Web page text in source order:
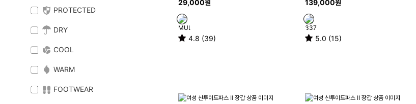
PROTECTED
DRY
COOL
WARM
FOOTWEAR
29,000원
4.8 (39)
139,000원
5.0 (15)